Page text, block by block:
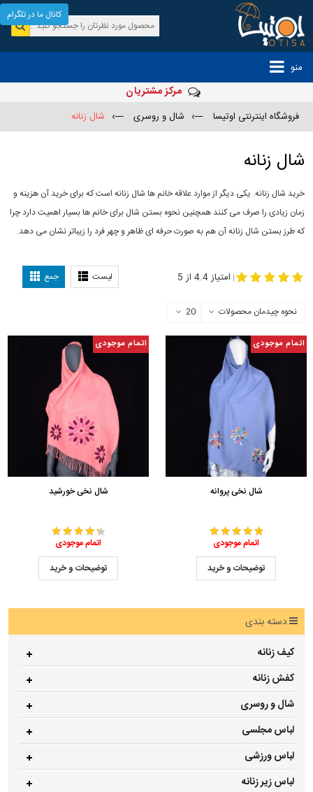
منو
مرکز مشتریان
فروشگاه اینترنتی اوتیسا —› شال و روسری —› شال زنانه
شال زنانه
خرید شال زنانه. یکی دیگر از موارد علاقه خانم ها شال زنانه است که برای خرید آن هزینه و
زمان زیادی را صرف می کنند همچنین نحوه بستن شال برای خانم ها بسیار اهمیت دارد چرا
که طرز بستن شال زنانه آن هم به صورت حرفه ای ظاهر و چهر فرد را زیباتر نشان می دهد.
لیست جمع | امتیاز 4.4 از 5
نحوه چیدمان محصولات 20
اتمام موجودی
شال نخی پروانه
اتمام موجودی
توضیحات و خرید
اتمام موجودی
شال نخی خورشید
اتمام موجودی
توضیحات و خرید
دسته بندی
کیف زنانه
کفش زنانه
شال و روسری
لباس مجلسی
لباس ورزشی
لباس زیر زنانه
کانال ما در تلگرام